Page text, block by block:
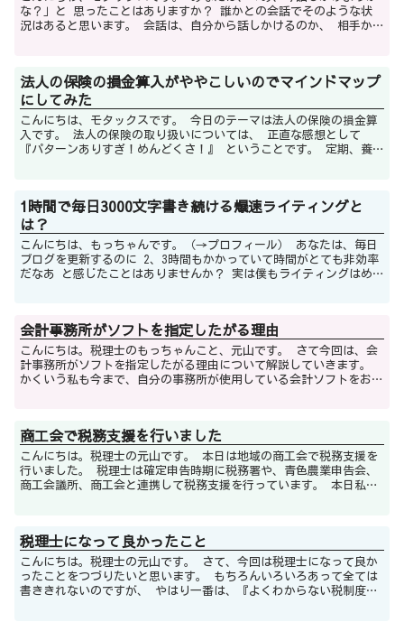
な？」と 思ったことはありますか？ 誰かとの会話でそのような状
況はあると思います。 会話は、自分から話しかけるのか、 相手か
法人の保険の損金算入がややこしいのでマインドマップ
にしてみた
こんにちは、モタックスです。 今日のテーマは法人の保険の損金算
入です。 法人の保険の取り扱いについては、 正直な感想として
『パターンありすぎ！めんどくさ！』 ということです。 定期、養
1時間で毎日3000文字書き続ける爆速ライティングと
は？
こんにちは、もっちゃんです。（→プロフィール） あなたは、毎日
ブログを更新するのに 2、3時間もかかっていて時間がとても非効率
だなあ と感じたことはありませんか？ 実は僕もライティングはめ
会計事務所がソフトを指定したがる理由
こんにちは。税理士のもっちゃんこと、元山です。 さて今回は、会
計事務所がソフトを指定したがる理由について解説していきます。
かくいう私も今まで、自分の事務所が使用している会計ソフトをお客
商工会で税務支援を行いました
こんにちは。税理士の元山です。 本日は地域の商工会で税務支援を
行いました。 税理士は確定申告時期に税務署や、青色農業申告会、
商工会議所、商工会と連携して税務支援を行っています。 本日私は
税理士になって良かったこと
こんにちは。税理士の元山です。 さて、今回は税理士になって良か
ったことをつづりたいと思います。 もちろんいろいろあって全ては
書ききれないのですが、 やはり一番は、『よくわからない税制度で